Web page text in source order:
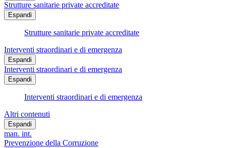
Strutture sanitarie private accreditate
Espandi
Strutture sanitarie private accreditate
Interventi straordinari e di emergenza
Espandi
Interventi straordinari e di emergenza
Espandi
Interventi straordinari e di emergenza
Altri contenuti
Espandi
man. int.
Prevenzione della Corruzione